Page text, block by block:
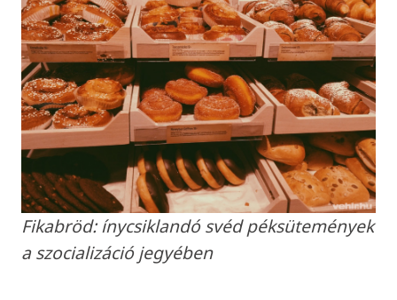
Fikabröd: ínycsiklandó svéd péksütemények
a szocializáció jegyében